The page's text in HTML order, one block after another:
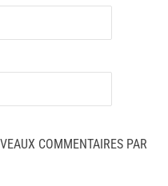
COMMENTAIRES PAR